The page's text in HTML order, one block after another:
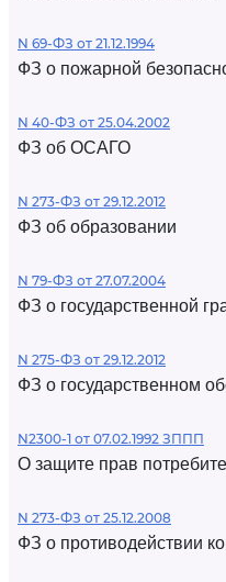
N 69-ФЗ от 21.12.1994
ФЗ о пожарной
N 40-ФЗ от 25.04.2002
ФЗ об ОСАГО
N 273-ФЗ от 29.12.2012
ФЗ об образовании
N 79-ФЗ от 27.07.2004
ФЗ о государственной
N 275-ФЗ от 29.12.2012
ФЗ о государственном
N2300-1 от 07.02.1992 ЗППП
О защите прав
N 273-ФЗ от 25.12.2008
ФЗ о противодействии